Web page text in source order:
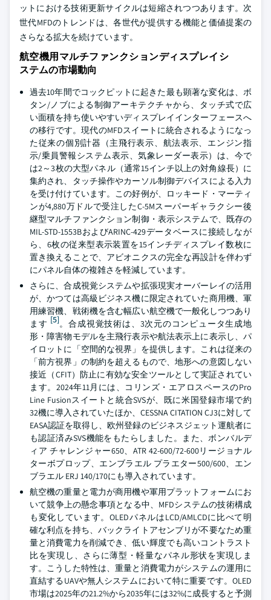
ットにおける技術更新サイクルは短縮されつつあります。次
世代MFDのトレンドは、各世代が提供する機能と価値提案の
さらなる拡大を続けています。
航空機用マルチファンクションディスプレイシ
ステムの市場動向
過去10年間でコックピットに起きた最も顕著な変化は、ボ
タン/ノブによる制御アーキテクチャから、タッチ式で広
い面積を持ち使いやすいディスプレイインターフェースへ
の移行です。現代のMFDスイートに統合されるようになっ
た従来の個別計器（主飛行表示、航法表示、エンジン指
示/乗員警報システム表示、気象レーダー表示）は、今で
は2～3枚の大型パネル（通常15インチ以上の対角線長）に
集約され、タッチ操作やカーソル制御デバイスによる入力
を受け付けています。この好例が、ロッキード・マーティ
ンが4,880万ドルで受注したC-5Mスーパーギャラクシー後
継型マルチファンクション制御・表示システムで、既存の
MIL-STD-1553BおよびARINC-429データベースに接続しなが
ら、6枚の従来型表示装置を15インチディスプレイ数枚に
置き換えることで、アビオニクスの完全な再設計を伴わず
にパネル自体の複雑さを軽減しています。
さらに、合成視覚システムや拡張現実オーバーレイの活用
が、かつては高級ビジネス機に限定されていた商用機、軍
用練習機、戦術機を含む幅広い航空機で一般化しつつあり
ます [5]。合成視覚技術は、3次元のコンピュータ生成地
形・障害物モデルを主飛行表示や航法表示上に表示し、パ
イロットに「空間的な視界」を提供します。これは従来の
「前方視界」の制約を超えるもので、地形への意図しない
接近（CFIT）防止に有効な安全ツールとして実証されてい
ます。2024年11月には、コリンズ・エアロスペースのPro
Line Fusionスイートと統合SVSが、既に米国登録市場で約
32機に導入されていたほか、CESSNA CITATION CJ3に対して
EASA認証を取得し、欧州登録のビジネスジェット運航者に
も認証済みSVS機能をもたらしました。また、ボンバルデ
ィア チャレンジャー650、ATR 42-600/72-600リージョナル
ターボプロップ、エンブラエル プラエター500/600、エン
ブラエル ERJ 140/170にも導入されています。
航空機の重量と電力が商用機や軍用プラットフォームにお
いて競争上の懸念事項となる中、MFDシステムの技術構成
も変化しています。OLEDパネルはLCD/AMLCDに比べて明
確な利点を持ち、バックライトアセンブリが不要なため重
量と消費電力を削減でき、低い輝度でも高いコントラスト
比を実現し、さらに薄型・軽量なパネル形状を実現しま
す。こうした特性は、重量と消費電力がシステムの運用に
直結するUAVや無人システムにおいて特に重要です。OLED
市場は2025年の21.2%から2035年には32%に成長すると予測